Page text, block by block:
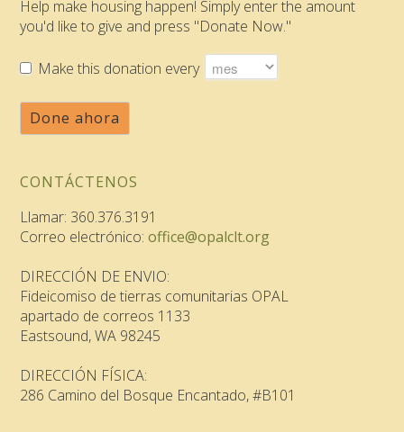
Help make housing happen! Simply enter the amount
you'd like to give and press "Donate Now."
Make this donation every
Done ahora
CONTÁCTENOS
Llamar: 360.376.3191
Correo electrónico:office@opalclt.org
DIRECCIÓN DE ENVIO:
Fideicomiso de tierras comunitarias OPAL
apartado de correos 1133
Eastsound, WA 98245
DIRECCIÓN FÍSICA:
286 Camino del Bosque Encantado, #B101